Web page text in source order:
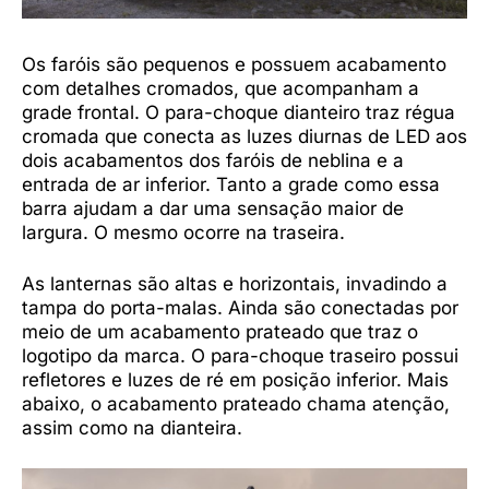
Os faróis são pequenos e possuem acabamento
com detalhes cromados, que acompanham a
grade frontal. O para-choque dianteiro traz régua
cromada que conecta as luzes diurnas de LED aos
dois acabamentos dos faróis de neblina e a
entrada de ar inferior. Tanto a grade como essa
barra ajudam a dar uma sensação maior de
largura. O mesmo ocorre na traseira.
As lanternas são altas e horizontais, invadindo a
tampa do porta-malas. Ainda são conectadas por
meio de um acabamento prateado que traz o
logotipo da marca. O para-choque traseiro possui
refletores e luzes de ré em posição inferior. Mais
abaixo, o acabamento prateado chama atenção,
assim como na dianteira.